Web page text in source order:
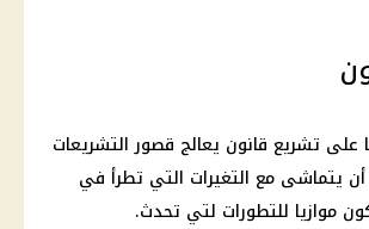
على تشريع قانون يعالج قصور التشريعات
يتماشى مع التغيرات التي تطرأ في
موازيا للتطورات لتي تحدث.